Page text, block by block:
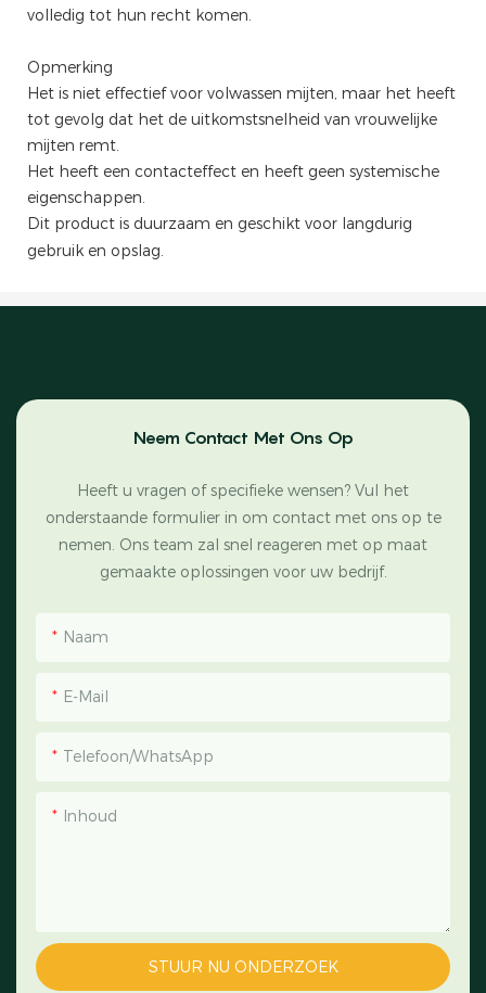
volledig tot hun recht komen.
Opmerking
Het is niet effectief voor volwassen mijten, maar het heeft
tot gevolg dat het de uitkomstsnelheid van vrouwelijke
mijten remt.
Het heeft een contacteffect en heeft geen systemische
eigenschappen.
Dit product is duurzaam en geschikt voor langdurig
gebruik en opslag.
Neem Contact Met Ons Op
Heeft u vragen of specifieke wensen? Vul het
onderstaande formulier in om contact met ons op te
nemen. Ons team zal snel reageren met op maat
gemaakte oplossingen voor uw bedrijf.
Naam
E-Mail
Telefoon/WhatsApp
Inhoud
STUUR NU ONDERZOEK